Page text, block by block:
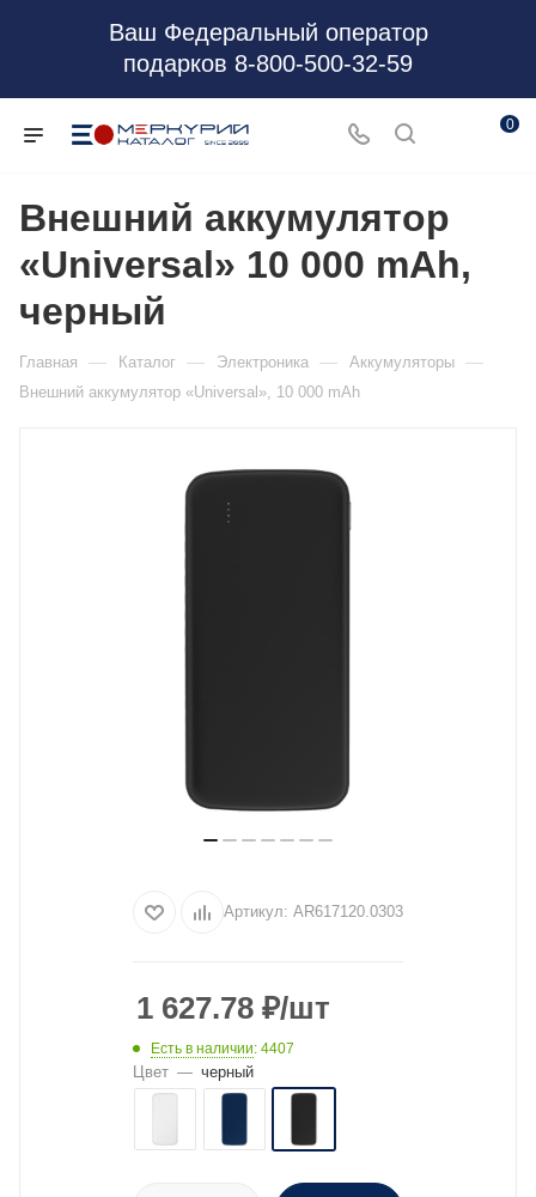
Ваш Федеральный оператор
подарков 8-800-500-32-59
0
Внешний аккумулятор
«Universal» 10 000 mAh,
черный
Главная — Каталог — Электроника — Аккумуляторы —
Внешний аккумулятор «Universal», 10 000 mAh
Артикул: AR617120.0303
1 627.78 ₽/шт
Есть в наличии: 4407
Цвет — черный